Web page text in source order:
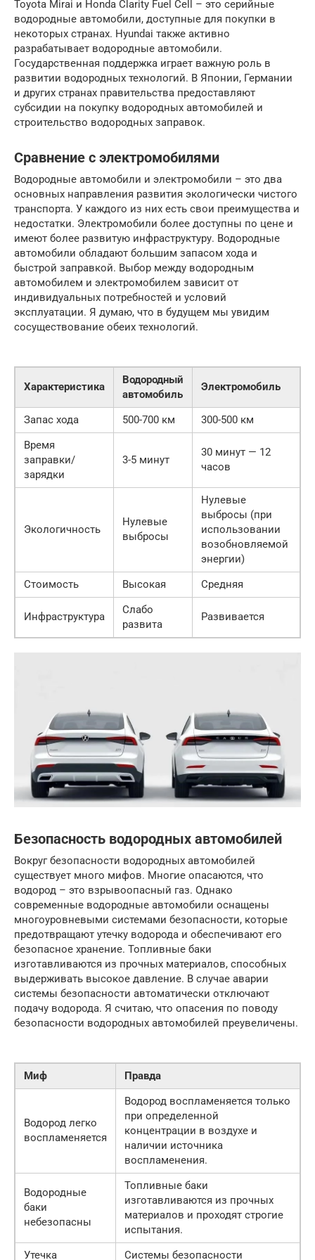
Toyota Mirai и Honda Clarity Fuel Cell – это серийные
водородные автомобили, доступные для покупки в
некоторых странах. Hyundai также активно
разрабатывает водородные автомобили.
Государственная поддержка играет важную роль в
развитии водородных технологий. В Японии, Германии
и других странах правительства предоставляют
субсидии на покупку водородных автомобилей и
строительство водородных заправок.
Сравнение с электромобилями
Водородные автомобили и электромобили – это два
основных направления развития экологически чистого
транспорта. У каждого из них есть свои преимущества и
недостатки. Электромобили более доступны по цене и
имеют более развитую инфраструктуру. Водородные
автомобили обладают большим запасом хода и
быстрой заправкой. Выбор между водородным
автомобилем и электромобилем зависит от
индивидуальных потребностей и условий
эксплуатации. Я думаю, что в будущем мы увидим
сосуществование обеих технологий.
Характеристика
Водородный
автомобиль
Электромобиль
Запас хода 500-700 км
300-500 км
Время
заправки/
зарядки
3-5 минут
30 минут — 12
часов
Экологичность
Нулевые
выбросы
Нулевые
выбросы (при
использовании
возобновляемой
энергии)
Стоимость
Высокая Средняя
Инфраструктура
Слабо
развита
Развивается
Безопасность водородных автомобилей
Вокруг безопасности водородных автомобилей
существует много мифов. Многие опасаются, что
водород – это взрывоопасный газ. Однако
современные водородные автомобили оснащены
многоуровневыми системами безопасности, которые
предотвращают утечку водорода и обеспечивают его
безопасное хранение. Топливные баки
изготавливаются из прочных материалов, способных
выдерживать высокое давление. В случае аварии
системы безопасности автоматически отключают
подачу водорода. Я считаю, что опасения по поводу
безопасности водородных автомобилей преувеличены.
Миф Правда
Водород легко
воспламеняется
Водород воспламеняется только
при определенной
концентрации в воздухе и
наличии источника
воспламенения.
Водородные
баки
небезопасны
Топливные баки
изготавливаются из прочных
материалов и проходят строгие
испытания.
Утечка
Системы безопасности